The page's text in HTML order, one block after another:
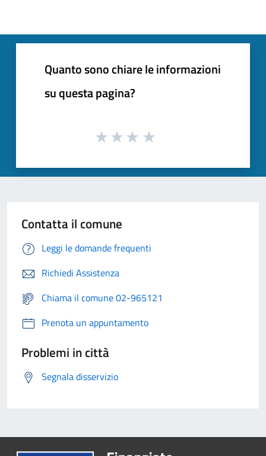
Quanto sono chiare le informazioni
su questa pagina?
Contatta il comune
Leggi le domande frequenti
Richiedi Assistenza
Chiama il comune 02-965121
Prenota un appuntamento
Problemi in città
Segnala disservizio